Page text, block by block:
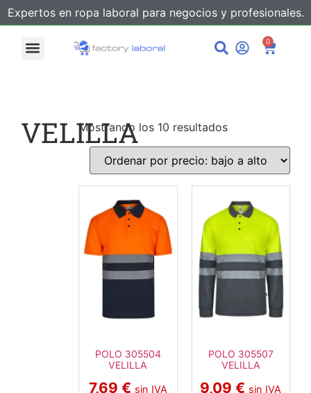
Expertos en ropa laboral para negocios y profesionales.
0
Mostrando los 10 resultados
POLO 305504
VELILLA
7,69 € sin IVA
POLO 305507
VELILLA
9,09€ sin IVA
VELILLA